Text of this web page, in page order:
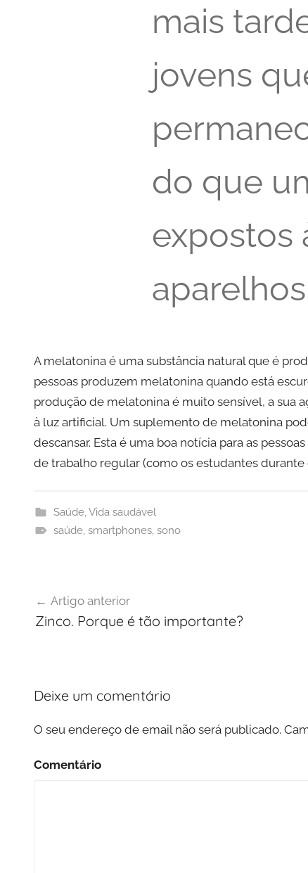
mais
jovens
do que
expostos
A melatonina é uma substância natural que é
pessoas produzem melatonina quando está
produção de melatonina é muito sensível, a sua
à luz artificial. Um suplemento de melatonina
descansar. Esta é uma boa notícia para as
de trabalho regular (como os estudantes durante
Saúde,Vida saudável
saúde, smartphones, sono
de
Artigo anterior
Zinco. Porque é tão importante?
Deixe um comentário
O seu endereço de email não será publicado.
Comentário